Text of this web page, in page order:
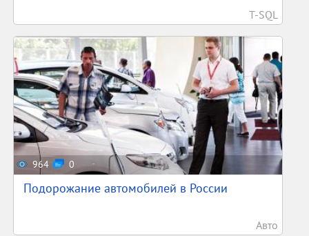
T-SQL
964 0
Подорожание автомобилей в России
Авто